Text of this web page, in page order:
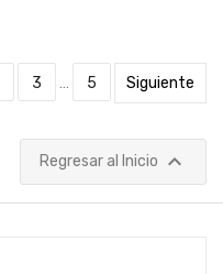
3 … 5 Siguiente
Regresar al Inicio 